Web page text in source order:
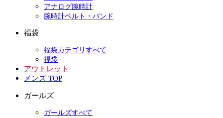
アナログ腕時計
腕時計ベルト・バンド
福袋
福袋カテゴリすべて
福袋
アウトレット
メンズ TOP
ガールズ
ガールズすべて